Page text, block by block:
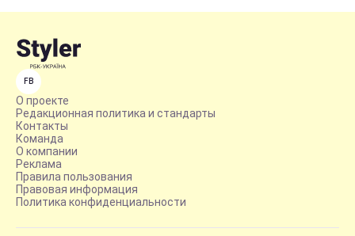
FB
О проекте
Редакционная политика и стандарты
Контакты
Команда
О компании
Реклама
Правила пользования
Правовая информация
Политика конфиденциальности